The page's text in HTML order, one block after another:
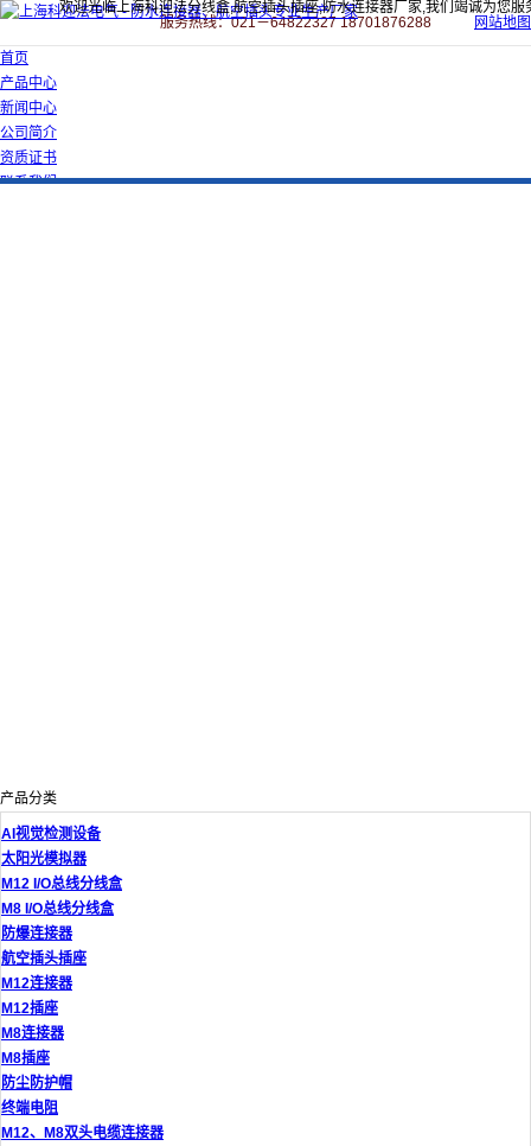
欢迎光临上海科迎法分线盒,航空插头插座,防水连接器厂家,我们竭诚为您服
服务热线：021－64822327 18701876288
网站地图
首页
产品中心
新闻中心
公司简介
资质证书
联系我们
产品分类
AI视觉检测设备
太阳光模拟器
M12 I/O总线分线盒
M8 I/O总线分线盒
防爆连接器
航空插头插座
M12连接器
M12插座
M8连接器
M8插座
防尘防护帽
终端电阻
M12、M8双头电缆连接器